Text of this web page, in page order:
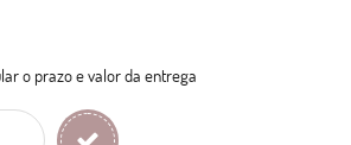
o prazo e valor da entrega